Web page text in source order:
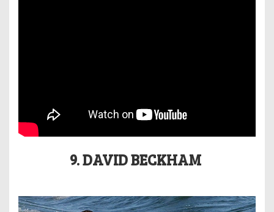
9. DAVID BECKHAM